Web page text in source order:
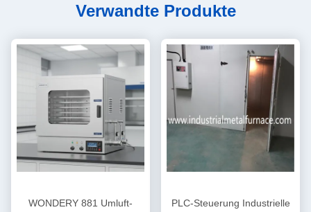
Verwandte Produkte
WONDERY 881 Umluft-
PLC-Steuerung Industrielle